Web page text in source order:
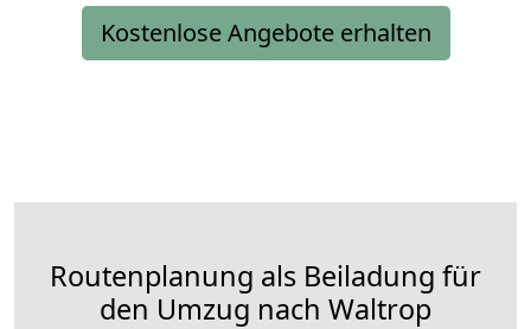
Kostenlose Angebote erhalten
Routenplanung als Beiladung für
den Umzug nach Waltrop